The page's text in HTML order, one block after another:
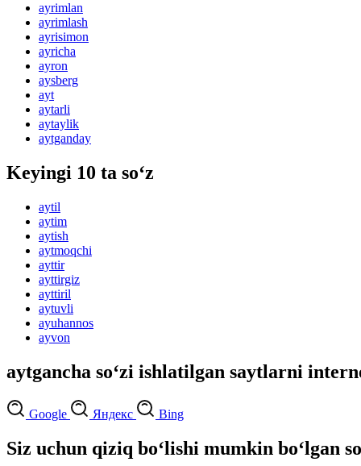
ayrimlan
ayrimlash
ayrisimon
ayricha
ayron
aysberg
ayt
aytarli
aytaylik
aytganday
Keyingi 10 ta so‘z
aytil
aytim
aytish
aytmoqchi
ayttir
ayttirgiz
ayttiril
aytuvli
ayuhannos
ayvon
aytgancha so‘zi ishlatilgan saytlarni
Google Яндекс Bing
Siz uchun qiziq bo‘lishi mumkin bo‘lgan